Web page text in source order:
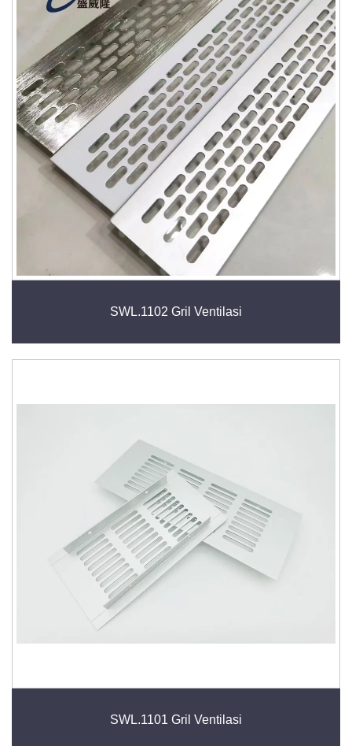
SWL.1102 Gril Ventilasi
SWL.1101 Gril Ventilasi